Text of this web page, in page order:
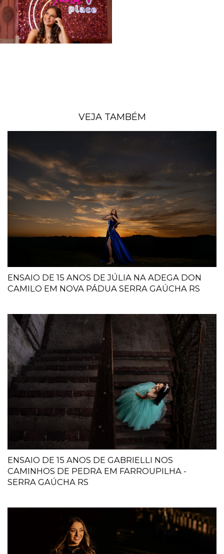
VEJA TAMBÉM
ENSAIO DE 15 ANOS DE JÚLIA NA ADEGA DON
CAMILO EM NOVA PÁDUA SERRA GAÚCHA RS
ENSAIO DE 15 ANOS DE GABRIELLI NOS
CAMINHOS DE PEDRA EM FARROUPILHA -
SERRA GAÚCHA RS